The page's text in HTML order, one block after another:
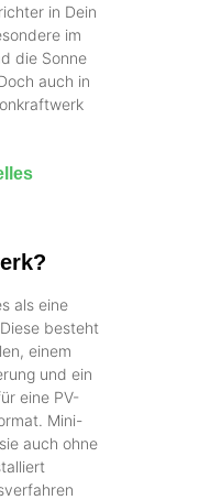
in Dein
im
die Sonne
auch in
als eine
besteht
einem
und ein
eine PV-
Mini-
auch ohne